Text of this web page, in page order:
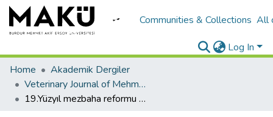
Communities & Collections All
Log In
Home
Akademik Dergiler
Veterinary Journal of Mehmet Akif Ersoy University
19.Yüzyıl mezbaha reformu ve Osmanlı’daki yansımaları